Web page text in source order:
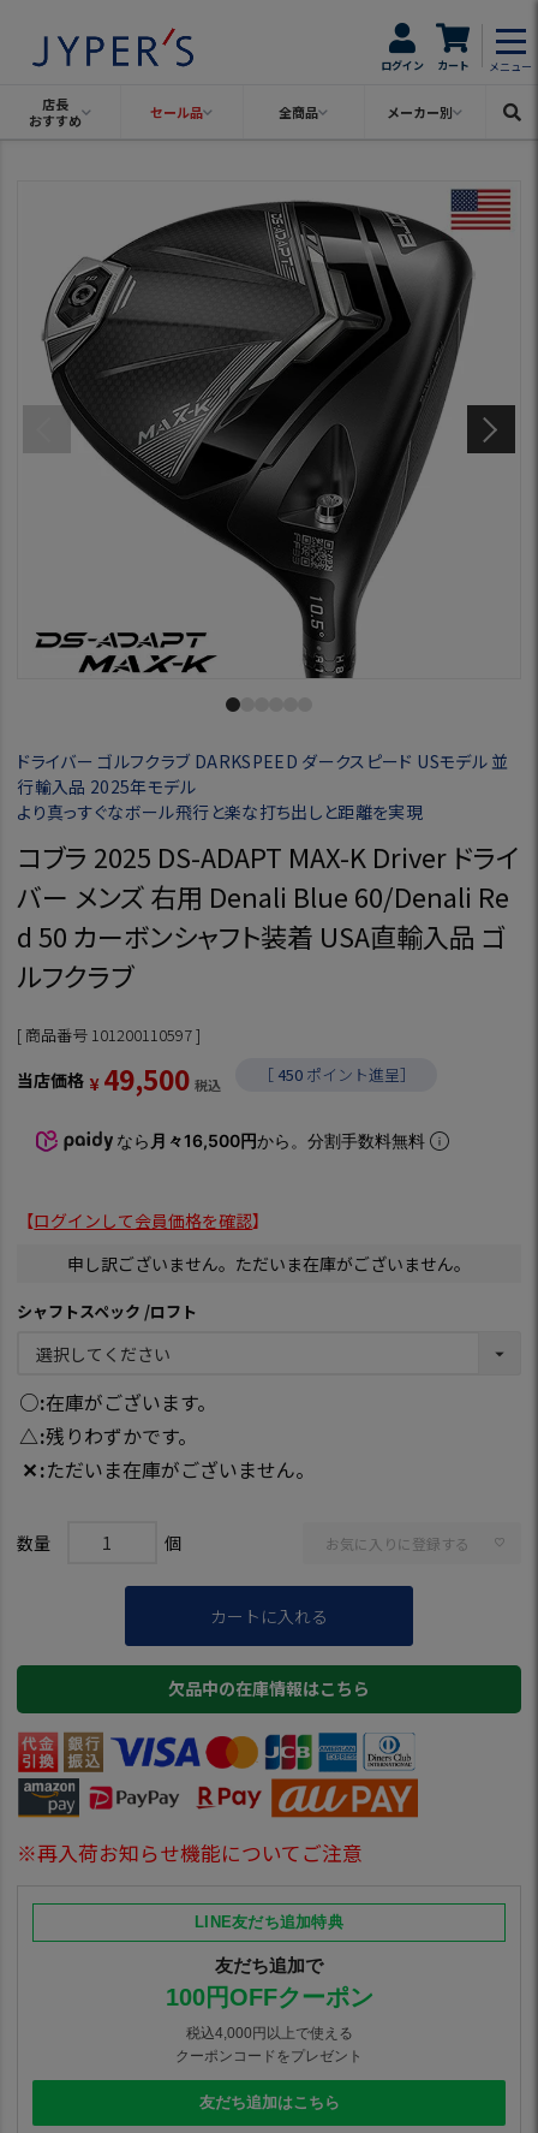
ログイン カート メニュー
店長
おすすめ
セール品 全商品 メーカー別
ドライバー ゴルフクラブ DARKSPEED ダークスピード USモデル 並
行輸入品 2025年モデル
より真っすぐなボール飛行と楽な打ち出しと距離を実現
コブラ 2025 DS-ADAPT MAX-K Driver ドライ
バー メンズ 右用 Denali Blue 60/Denali Re
d 50 カーボンシャフト装着 USA直輸入品 ゴ
ルフクラブ
商品番号 101200110597
当店価格 ¥ 49,500 税込 ［ 450 ポイント進呈］
なら 月々16,500円から。分割手数料無料
【ログインして会員価格を確認】
申し訳ございません。ただいま在庫がございません。
シャフトスペック ロフト
○ 在庫がございます。
△ 残りわずかです。
✕ ただいま在庫がございません。
お気に入りに登録する
カートに入れる
欠品中の在庫情報はこちら
※再入荷お知らせ機能についてご注意
LINE友だち追加特典
友だち追加で
100円OFFクーポン
税込4,000円以上で使える
クーポンコードをプレゼント
友だち追加はこちら